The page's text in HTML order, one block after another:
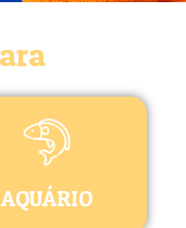
AQUÁRIO